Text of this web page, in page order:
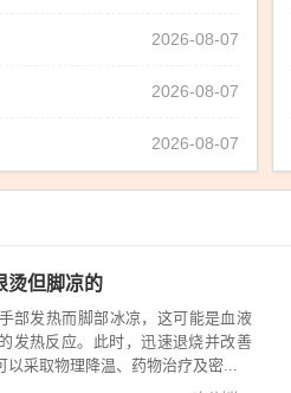
2026-08-07
2026-08-07
2026-08-07
烫但脚凉的
部发热而脚部冰凉，这可能是血液
发热反应。此时，迅速退烧并改善
以采取物理降温、药物治疗及密...